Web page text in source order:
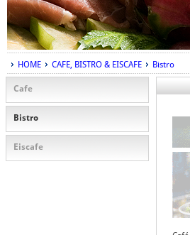
HOME CAFE, BISTRO & EISCAFE Bistro
Cafe
Bistro
Eiscafe